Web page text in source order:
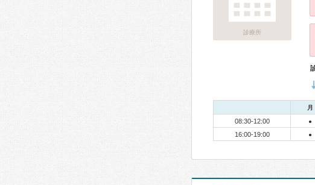
診療所
月
08:30-12:00 ●
16:00-19:00 ●